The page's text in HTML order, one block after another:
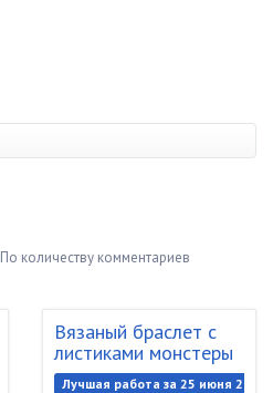
По количеству комментариев
Вязаный браслет с
листиками монстеры
Лучшая работа за 25 июня 2018